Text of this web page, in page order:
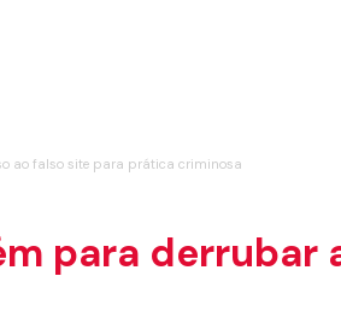
ao falso site para prática criminosa
para